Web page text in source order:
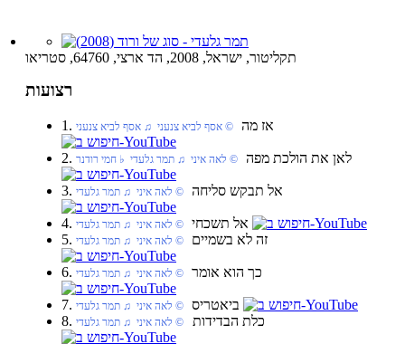
תקליטור, ישראל, 2008, הד ארצי, 64760, סטריאו
רצועות
1. אז מה ‏ © אסף לביא צנעני‏ ♫ אסף לביא צנעני
2. לאן את הולכת מפה ‏ © לאה איני‏ ♫ תמר גלעדי‏ ♭ חמי רודנר
3. אל תבקש סליחה ‏ © לאה איני‏ ♫ תמר גלעדי
4. אל תשכחי ‏ © לאה איני‏ ♫ תמר גלעדי
5. זה לא בשמיים ‏ © לאה איני‏ ♫ תמר גלעדי
6. כך הוא אומר ‏ © לאה איני‏ ♫ תמר גלעדי
7. ביאטריס ‏ © לאה איני‏ ♫ תמר גלעדי
8. כלת הבדידות ‏ © לאה איני‏ ♫ תמר גלעדי